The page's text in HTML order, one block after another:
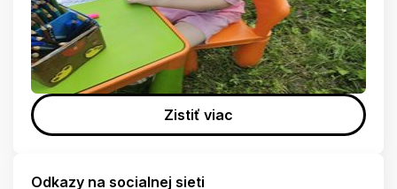
Zistiť viac
Odkazy na socialnej sieti